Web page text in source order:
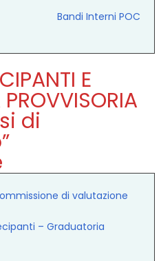
Bandi Interni POC
E
di
di valutazione
– Graduatoria